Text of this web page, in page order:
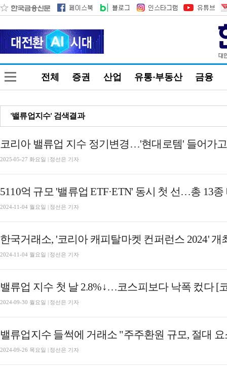
전체 증권 산업 유통·부동산 금융
'밸류업지수' 검색결과
코리아 밸류업 지수 정기변경…'현대로템' 들어가
2025-05-27 화요일 | 정선은 기자
2024-11-04 월요일 | 정선은 기자
2024-11-04 월요일 | 정선은 기자
밸류업 지수 첫 날 2.8%↓…코스피보다 낙폭 컸다 [
2024-09-30 월요일 | 정선은 기자
2024-09-26 목요일 | 정선은 기자